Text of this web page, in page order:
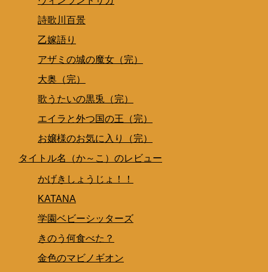
詩歌川百景
乙嫁語り
アザミの城の魔女（完）
大奥（完）
歌うたいの黒兎（完）
エイラと外つ国の王（完）
お嬢様のお気に入り（完）
タイトル名（か～こ）のレビュー
かげきしょうじょ！！
KATANA
学園ベビーシッターズ
きのう何食べた？
金色のマビノギオン